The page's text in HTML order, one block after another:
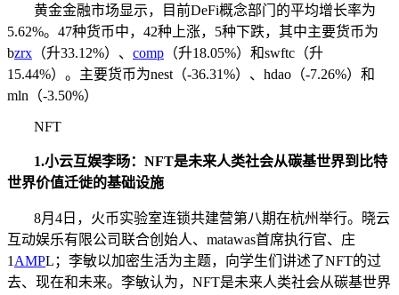
黄金金融市场显示，目前DeFi概念部门的平均增长率为
5.62%。47种货币中，42种上涨，5种下跌，其中主要货币为
bzrx （升33.12%）、 comp （升18.05%）和swftc（升
15.44%）。主要货币为nest（-36.31%）、hdao（-7.26%）和
mln（-3.50%）
NFT
1.小云互娱李旸：NFT是未来人类社会从碳基世界到比特
世界价值迁徙的基础设施
8月4日，火币实验室连锁共建营第八期在杭州举行。晓云
互动娱乐有限公司联合创始人、matawas首席执行官、庄
1 AMPL；李敏以加密生活为主题，向学生们讲述了NFT的过
去、现在和未来。李敏认为，NFT是未来人类社会从碳基世界